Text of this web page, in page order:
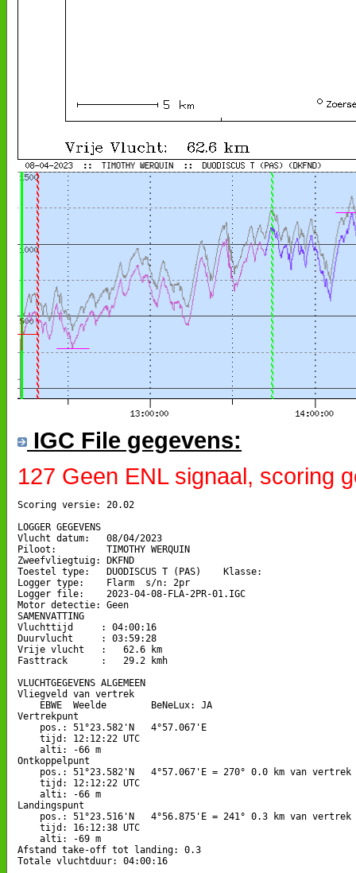
IGC File gegevens:
127 Geen ENL signaal, scoring
Scoring versie: 20.02
LOGGER GEGEVENS
Vlucht datum:   08/04/2023
Piloot:         TIMOTHY WERQUIN
Zweefvliegtuig: DKFND
Toestel type:   DUODISCUS T (PAS)    Klasse:
Logger type:    Flarm  s/n: 2pr
Logger file:    2023-04-08-FLA-2PR-01.IGC
Motor detectie: Geen
SAMENVATTING
Vluchttijd     : 04:00:16
Duurvlucht     : 03:59:28
Vrije vlucht   :   62.6 km
Fasttrack      :   29.2 kmh
VLUCHTGEGEVENS ALGEMEEN
Vliegveld van vertrek
    EBWE  Weelde        BeNeLux: JA
Vertrekpunt
    pos.: 51°23.582'N   4°57.067'E
    tijd: 12:12:22 UTC
    alti: -66 m
Ontkoppelpunt
    pos.: 51°23.582'N   4°57.067'E = 270° 0.0 km van vertrek
    tijd: 12:12:22 UTC
    alti: -66 m
Landingspunt
    pos.: 51°23.516'N   4°56.875'E = 241° 0.3 km van vertrek
    tijd: 16:12:38 UTC
    alti: -69 m
Afstand take-off tot landing: 0.3
Totale vluchtduur: 04:00:16